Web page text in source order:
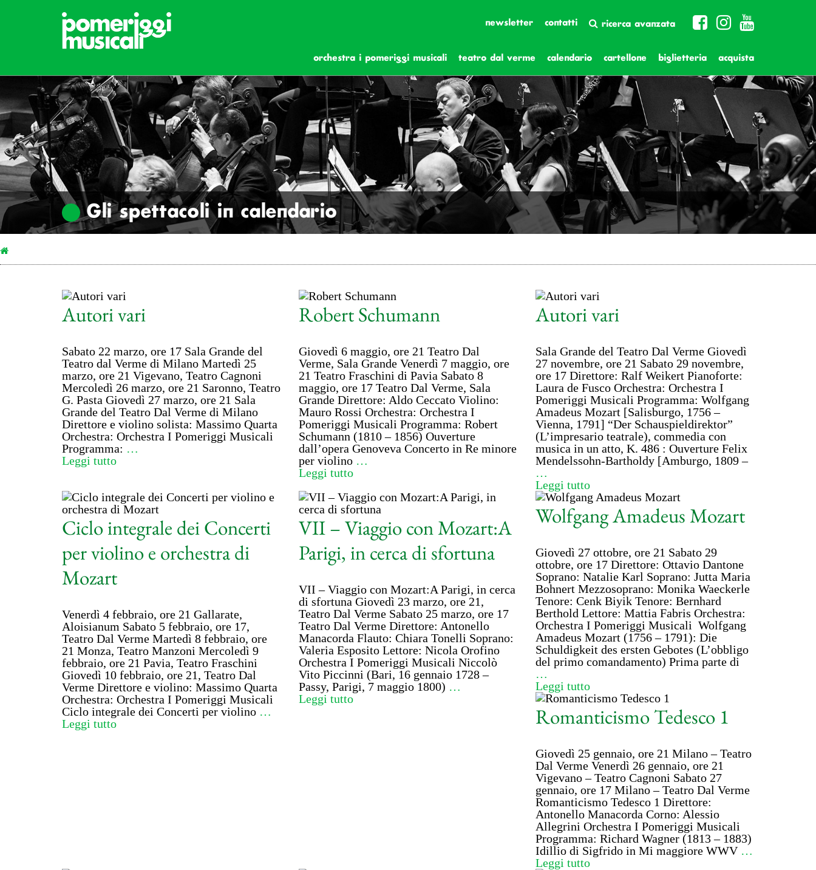
newsletter contatti ricerca avanzata
orchestra i pomeriggi musicali teatro dal verme calendario cartellone biglietteria acquista
Gli spettacoli in calendario
Autori vari
Sabato 22 marzo, ore 17 Sala Grande del
Teatro dal Verme di Milano Martedì 25
marzo, ore 21 Vigevano, Teatro Cagnoni
Mercoledì 26 marzo, ore 21 Saronno, Teatro
G. Pasta Giovedì 27 marzo, ore 21 Sala
Grande del Teatro Dal Verme di Milano
Direttore e violino solista: Massimo Quarta
Orchestra: Orchestra I Pomeriggi Musicali
Programma: …
Leggi tutto
Robert Schumann
Giovedì 6 maggio, ore 21 Teatro Dal
Verme, Sala Grande Venerdì 7 maggio, ore
21 Teatro Fraschini di Pavia Sabato 8
maggio, ore 17 Teatro Dal Verme, Sala
Grande Direttore: Aldo Ceccato Violino:
Mauro Rossi Orchestra: Orchestra I
Pomeriggi Musicali Programma: Robert
Schumann (1810 – 1856) Ouverture
dall’opera Genoveva Concerto in Re minore
per violino …
Leggi tutto
Autori vari
Sala Grande del Teatro Dal Verme Giovedì
27 novembre, ore 21 Sabato 29 novembre,
ore 17 Direttore: Ralf Weikert Pianoforte:
Laura de Fusco Orchestra: Orchestra I
Pomeriggi Musicali Programma: Wolfgang
Amadeus Mozart [Salisburgo, 1756 –
Vienna, 1791] “Der Schauspieldirektor”
(L’impresario teatrale), commedia con
musica in un atto, K. 486 : Ouverture Felix
Mendelssohn-Bartholdy [Amburgo, 1809 –
…
Leggi tutto
Ciclo integrale dei Concerti
per violino e orchestra di
Mozart
Venerdì 4 febbraio, ore 21 Gallarate,
Aloisianum Sabato 5 febbraio, ore 17,
Teatro Dal Verme Martedì 8 febbraio, ore
21 Monza, Teatro Manzoni Mercoledì 9
febbraio, ore 21 Pavia, Teatro Fraschini
Giovedì 10 febbraio, ore 21, Teatro Dal
Verme Direttore e violino: Massimo Quarta
Orchestra: Orchestra I Pomeriggi Musicali
Ciclo integrale dei Concerti per violino …
Leggi tutto
VII – Viaggio con Mozart:A
Parigi, in cerca di sfortuna
VII – Viaggio con Mozart:A Parigi, in cerca
di sfortuna Giovedì 23 marzo, ore 21,
Teatro Dal Verme Sabato 25 marzo, ore 17
Teatro Dal Verme Direttore: Antonello
Manacorda Flauto: Chiara Tonelli Soprano:
Valeria Esposito Lettore: Nicola Orofino
Orchestra I Pomeriggi Musicali Niccolò
Vito Piccinni (Bari, 16 gennaio 1728 –
Passy, Parigi, 7 maggio 1800) …
Leggi tutto
Wolfgang Amadeus Mozart
Giovedì 27 ottobre, ore 21 Sabato 29
ottobre, ore 17 Direttore: Ottavio Dantone
Soprano: Natalie Karl Soprano: Jutta Maria
Bohnert Mezzosoprano: Monika Waeckerle
Tenore: Cenk Biyik Tenore: Bernhard
Berthold Lettore: Mattia Fabris Orchestra:
Orchestra I Pomeriggi Musicali Wolfgang
Amadeus Mozart (1756 – 1791): Die
Schuldigkeit des ersten Gebotes (L’obbligo
del primo comandamento) Prima parte di
…
Leggi tutto
Romanticismo Tedesco 1
Giovedì 25 gennaio, ore 21 Milano – Teatro
Dal Verme Venerdì 26 gennaio, ore 21
Vigevano – Teatro Cagnoni Sabato 27
gennaio, ore 17 Milano – Teatro Dal Verme
Romanticismo Tedesco 1 Direttore:
Antonello Manacorda Corno: Alessio
Allegrini Orchestra I Pomeriggi Musicali
Programma: Richard Wagner (1813 – 1883)
Idillio di Sigfrido in Mi maggiore WWV …
Leggi tutto